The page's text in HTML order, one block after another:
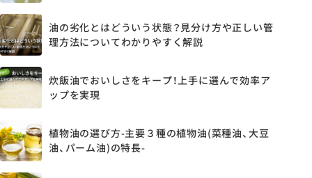
油の劣化とはどういう状態？見分け方や正しい管
理方法についてわかりやすく解説
炊飯油でおいしさをキープ！上手に選んで効率ア
ップを実現
植物油の選び方-主要３種の植物油(菜種油、大豆
油、パーム油)の特長-